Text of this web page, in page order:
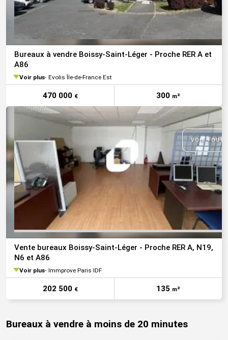
Bureaux à vendre Boissy-Saint-Léger - Proche RER A et
A86
Voir plus Evolis Île-de-France Est
470 000 € 300 m²
VOIR
Vente bureaux Boissy-Saint-Léger - Proche RER A, N19,
N6 et A86
Voir plus Immprove Paris IDF
202 500 € 135 m²
Bureaux à vendre à moins de 20 minutes